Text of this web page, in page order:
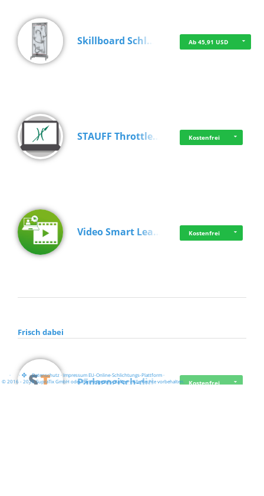
Skillboard Schl… Ab 45,91 USD
STAUFF Throttle… Kostenfrei
Video Smart Lea… Kostenfrei
Frisch dabei
Pädagogisch-did… Kostenfrei
· · ·Datenschutz·Impressum EU-Online-Schlichtungs-Plattform·
© 2016 - 2026 SupraTix GmbH oder Partnergesellschaften - Alle Rechte vorbehalten.